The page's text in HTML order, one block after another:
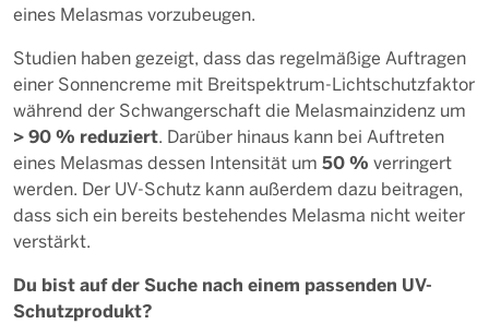
eines Melasmas vorzubeugen.
Studien haben gezeigt, dass das regelmäßige Auftragen
einer Sonnencreme mit Breitspektrum-Lichtschutzfaktor
während der Schwangerschaft die Melasmainzidenz um
> 90 % reduziert. Darüber hinaus kann bei Auftreten
eines Melasmas dessen Intensität um 50 % verringert
werden. Der UV-Schutz kann außerdem dazu beitragen,
dass sich ein bereits bestehendes Melasma nicht weiter
verstärkt.
Du bist auf der Suche nach einem passenden UV-
Schutzprodukt?